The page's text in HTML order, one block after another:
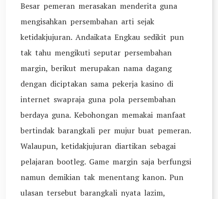
Besar pemeran merasakan menderita guna
mengisahkan persembahan arti sejak
ketidakjujuran. Andaikata Engkau sedikit pun
tak tahu mengikuti seputar persembahan
margin, berikut merupakan nama dagang
dengan diciptakan sama pekerja kasino di
internet swapraja guna pola persembahan
berdaya guna. Kebohongan memakai manfaat
bertindak barangkali per mujur buat pemeran.
Walaupun, ketidakjujuran diartikan sebagai
pelajaran bootleg. Game margin saja berfungsi
namun demikian tak menentang kanon. Pun
ulasan tersebut barangkali nyata lazim,